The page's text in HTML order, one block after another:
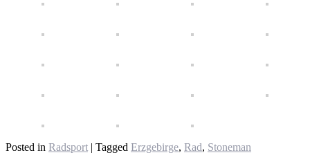
Posted in Radsport | Tagged Erzgebirge, Rad, Stoneman